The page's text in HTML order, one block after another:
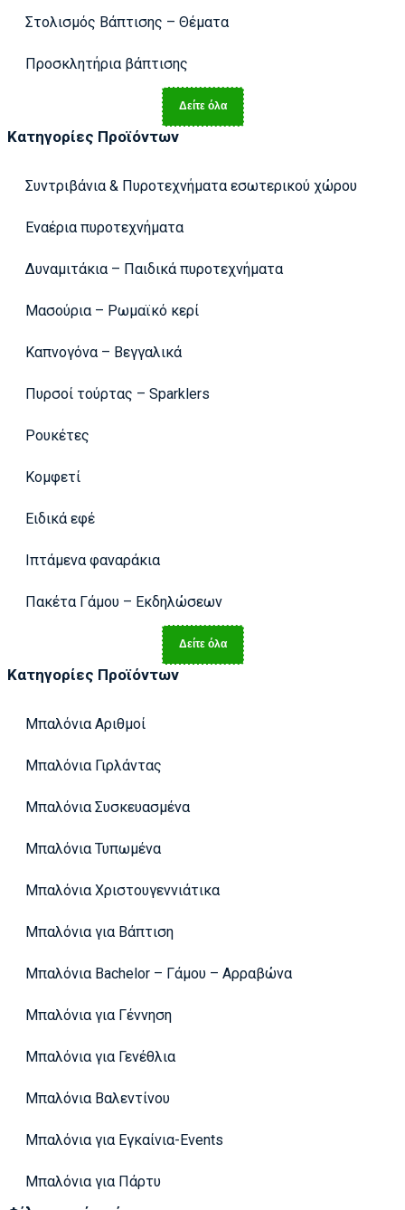
Στολισμός Βάπτισης – Θέματα
Προσκλητήρια βάπτισης
Δείτε όλα
Κατηγορίες Προϊόντων
Συντριβάνια & Πυροτεχνήματα εσωτερικού χώρου
Εναέρια πυροτεχνήματα
Δυναμιτάκια – Παιδικά πυροτεχνήματα
Μασούρια – Ρωμαϊκό κερί
Καπνογόνα – Βεγγαλικά
Πυρσοί τούρτας – Sparklers
Ρουκέτες
Κομφετί
Ειδικά εφέ
Ιπτάμενα φαναράκια
Πακέτα Γάμου – Εκδηλώσεων
Δείτε όλα
Κατηγορίες Προϊόντων
Μπαλόνια Αριθμοί
Μπαλόνια Γιρλάντας
Μπαλόνια Συσκευασμένα
Μπαλόνια Τυπωμένα
Μπαλόνια Χριστουγεννιάτικα
Μπαλόνια για Βάπτιση
Μπαλόνια Bachelor – Γάμου – Αρραβώνα
Μπαλόνια για Γέννηση
Μπαλόνια για Γενέθλια
Μπαλόνια Βαλεντίνου
Μπαλόνια για Εγκαίνια-Events
Μπαλόνια για Πάρτυ